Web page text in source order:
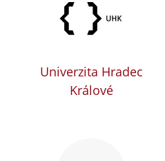
Univerzita Hradec
Králové